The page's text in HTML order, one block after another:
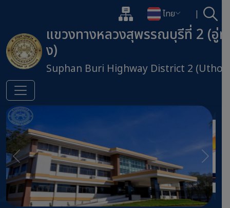
แผนผังเว็บไซต์
เปลี่ยนภาษา
ไทย | ค้นห
เปิดกล่องค้นหาข้อมูลหลักของเว็บ
แขวงทางหลวงสุพรรณบุรีที่ 2 (อู่
ง)
Suphan Buri Highway District 2
ข้ามไปยังเนื้อหาหลัก